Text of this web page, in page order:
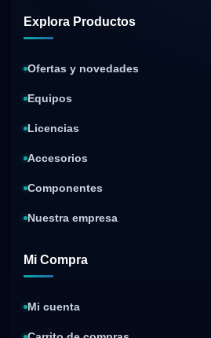
Explora Productos
Ofertas y novedades
Equipos
Licencias
Accesorios
Componentes
Nuestra empresa
Mi Compra
Mi cuenta